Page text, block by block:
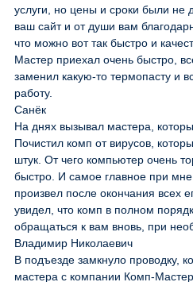
услуги, но цены и сроки были
ваш сайт и от души вам
что можно вот так быстро и
Мастер приехал очень быстро,
заменил какую-то термопасту и
работу.
Санёк
На днях вызывал мастера,
Почистил комп от вирусов,
штук. От чего компьютер очень
быстро. И самое главное при
произвел после окончания всех
увидел, что комп в полном
обращаться к вам вновь, при
Владимир Николаевич
В подъезде замкнуло проводку,
мастера с компании Комп-